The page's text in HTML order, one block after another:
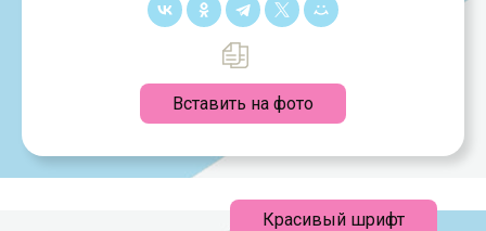
Вставить на фото
Красивый шрифт